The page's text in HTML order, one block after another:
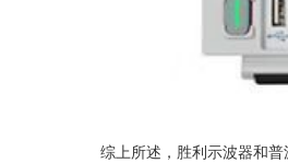
综上所述，胜利示波器和